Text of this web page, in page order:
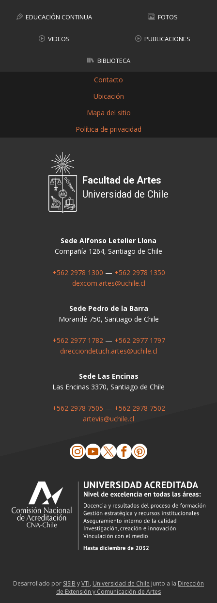
EDUCACIÓN CONTINUA FOTOS
VIDEOS PUBLICACIONES
BIBLIOTECA
Contacto
Ubicación
Mapa del sitio
Política de privacidad
Facultad de Artes
Universidad de Chile
Sede Alfonso Letelier Llona
Compañía 1264, Santiago de Chile
+562 2978 1300 — +562 2978 1350
dexcom.artes@uchile.cl
Sede Pedro de la Barra
Morandé 750, Santiago de Chile
+562 2977 1782— +562 2977 1797
direcciondetuch.artes@uchile.cl
Sede Las Encinas
Las Encinas 3370, Santiago de Chile
+562 2978 7505 — +562 2978 7502
artevis@uchile.cl
Desarrollado por SISIB yVTI, Universidad de Chile junto a la Dirección
de Extensión y Comunicación de Artes